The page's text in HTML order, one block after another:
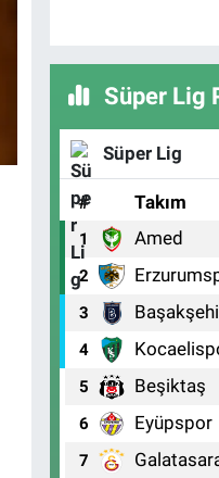
Süper Lig
Süper Lig
# Takım
1 Amed
2
3
4
5 Beşiktaş
6 Eyüpspor
7